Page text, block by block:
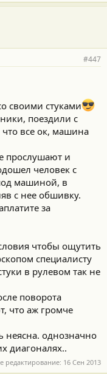
#447
своими стуками
поездили с
все ок, машина
прослушают и
человек с
машиной, в
с нее обшивку.
за
чтобы ощутить
специалисту
в рулевом так не
поворота
что аж громче
неясна. однозначно
диагоналях..
редактирование: 16 Сен 2013